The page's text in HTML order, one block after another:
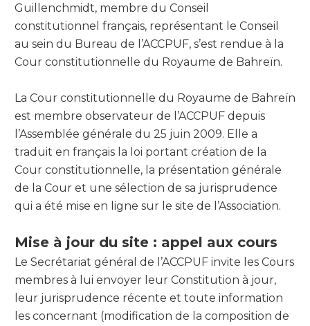
Guillenchmidt, membre du Conseil
constitutionnel français, représentant le Conseil
au sein du Bureau de l’ACCPUF, s’est rendue à la
Cour constitutionnelle du Royaume de Bahreïn.
La Cour constitutionnelle du Royaume de Bahreïn
est membre observateur de l’ACCPUF depuis
l’Assemblée générale du 25 juin 2009. Elle a
traduit en français la loi portant création de la
Cour constitutionnelle, la présentation générale
de la Cour et une sélection de sa jurisprudence
qui a été mise en ligne sur le site de l’Association.
Mise à jour du site : appel aux cours
Le Secrétariat général de l’ACCPUF invite les Cours
membres à lui envoyer leur Constitution à jour,
leur jurisprudence récente et toute information
les concernant (modification de la composition de